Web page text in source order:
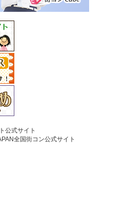
公式サイト
全国街コン公式サイト